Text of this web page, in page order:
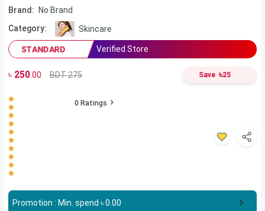
Brand:
No Brand
Category:
Skincare
STANDARD Verified Store
৳ 250.00 BDT 275 Save ৳25
0 Ratings
Promotion : Min. spend ৳0.00